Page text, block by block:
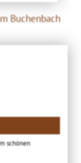
Buchenbach
schönen